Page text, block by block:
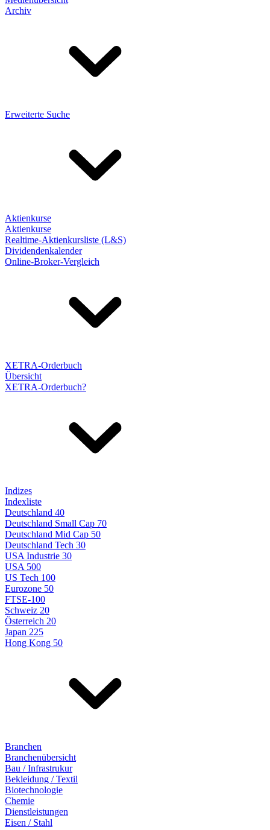
Archiv
Erweiterte Suche
Aktienkurse
Aktienkurse
Realtime-Aktienkursliste (L&S)
Dividendenkalender
Online-Broker-Vergleich
XETRA-Orderbuch
Übersicht
XETRA-Orderbuch?
Indizes
Indexliste
Deutschland 40
Deutschland Small Cap 70
Deutschland Mid Cap 50
Deutschland Tech 30
USA Industrie 30
USA 500
US Tech 100
Eurozone 50
FTSE-100
Schweiz 20
Österreich 20
Japan 225
Hong Kong 50
Branchen
Branchenübersicht
Bau / Infrastrukur
Bekleidung / Textil
Biotechnologie
Chemie
Dienstleistungen
Eisen / Stahl